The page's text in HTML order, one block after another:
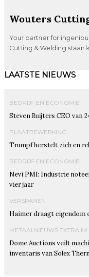
Wouters
Your partner for
Cutting & Welding staan
LAATSTE NIEUWS
BEDRIJF EN ECONOMIE
Steven Ruijters CEO van
PLAATBEWERKING
Trumpf herstelt zich en
BEDRIJF EN ECONOMIE
Nevi PMI: Industrie
vier jaar
VERSPANEN
Haimer draagt eigendom
METAALNIEUWS EXTRA IM
Dome Auctions veilt
inventaris van Solex